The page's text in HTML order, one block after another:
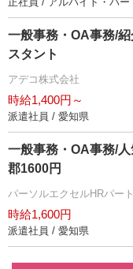
一般事務・OA事務/
スタント
アデコ株式会社
時給1,400円～
派遣社員 / 愛知県
一般事務・OA事務/
郡1600円
パーソルエクセルHRパー
時給1,600円
派遣社員 / 愛知県